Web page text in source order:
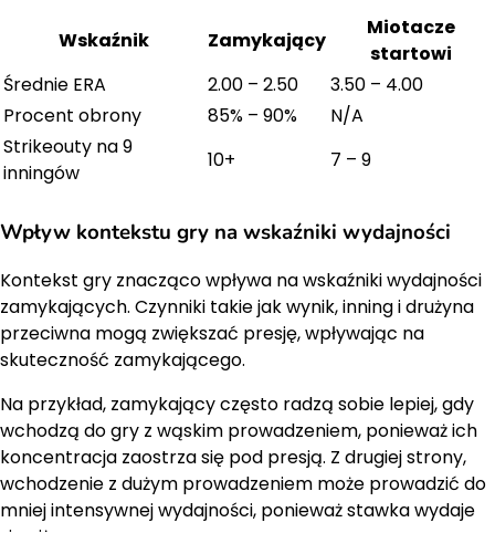
Wskaźnik Zamykający
Miotacze
startowi
Średnie ERA
2.00 – 2.50
3.50 – 4.00
Procent obrony
85% – 90%
N/A
Strikeouty na 9
inningów
10+ 7 – 9
Wpływ kontekstu gry na wskaźniki wydajności
Kontekst gry znacząco wpływa na wskaźniki wydajności
zamykających. Czynniki takie jak wynik, inning i drużyna
przeciwna mogą zwiększać presję, wpływając na
skuteczność zamykającego.
Na przykład, zamykający często radzą sobie lepiej, gdy
wchodzą do gry z wąskim prowadzeniem, ponieważ ich
koncentracja zaostrza się pod presją. Z drugiej strony,
wchodzenie z dużym prowadzeniem może prowadzić do
mniej intensywnej wydajności, ponieważ stawka wydaje